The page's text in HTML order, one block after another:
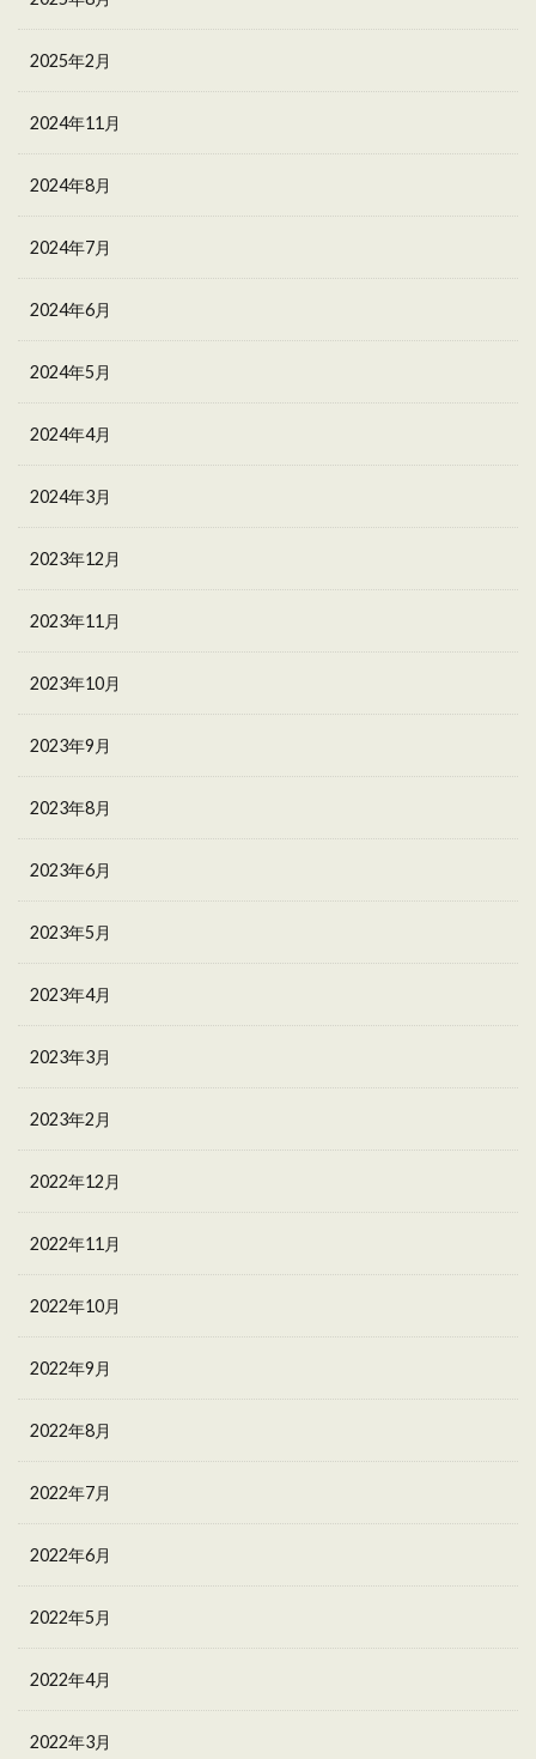
2025年2月
2024年11月
2024年8月
2024年7月
2024年6月
2024年5月
2024年4月
2024年3月
2023年12月
2023年11月
2023年10月
2023年9月
2023年8月
2023年6月
2023年5月
2023年4月
2023年3月
2023年2月
2022年12月
2022年11月
2022年10月
2022年9月
2022年8月
2022年7月
2022年6月
2022年5月
2022年4月
2022年3月